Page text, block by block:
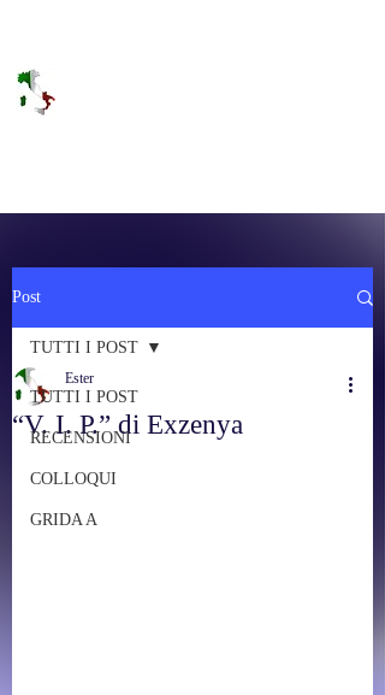
Post
TUTTI I POST
RECENSIONI
COLLOQUI
GRIDA A
TUTTI I POST
“V. I. P.” di Exzenya
Ester